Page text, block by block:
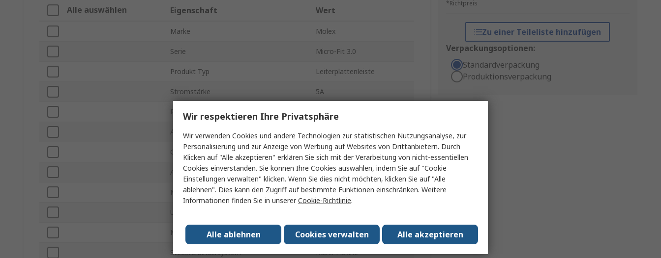
*Richtpreis
Zu einer Teileliste hinzufügen
Verpackungsoptionen:
Standardverpackung
Produktionsverpackung
Alle auswählen Eigenschaft Wert
Marke Molex
Serie Micro-Fit 3.0
Produkt Typ Leiterplattenleiste
Stromstärke 5A
Rastermaß 3mm
Anzahl der Kontakte
Gehäusematerial Thermoplast
Anzahl der Reihen 1
Montageausrichtung gewinkelt
Ummantelt/Nicht ummantelt
Montageart Durchsteckmontage
Steckverbindersystem Kabel-Platine
Wir respektieren Ihre Privatsphäre
Wir verwenden Cookies und andere Technologien zur statistischen Nutzungsanalyse, zur
Personalisierung und zur Anzeige von Werbung auf Websites von Drittanbietern. Durch
Klicken auf "Alle akzeptieren" erklären Sie sich mit der Verarbeitung von nicht-essentiellen
Cookies einverstanden. Sie können Ihre Cookies auswählen, indem Sie auf "Cookie
Einstellungen verwalten" klicken. Wenn Sie dies nicht möchten, klicken Sie auf "Alle
ablehnen". Dies kann den Zugriff auf bestimmte Funktionen einschränken. Weitere
Informationen finden Sie in unsererCookie-Richtlinie.
Alle akzeptieren
Cookies verwalten
Alle ablehnen